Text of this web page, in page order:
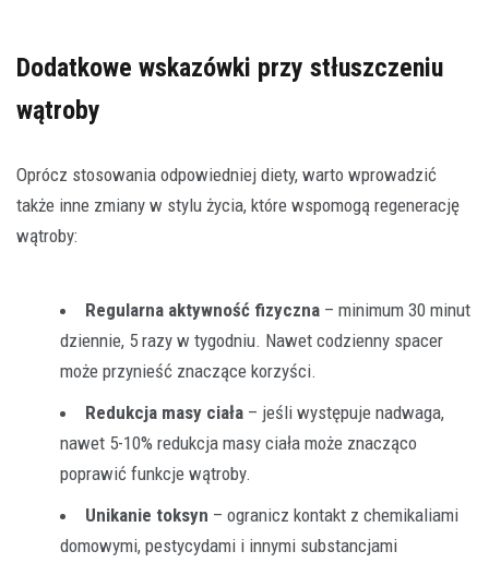
Dodatkowe wskazówki przy stłuszczeniu
wątroby
Oprócz stosowania odpowiedniej diety, warto wprowadzić
także inne zmiany w stylu życia, które wspomogą regenerację
wątroby:
Regularna aktywność fizyczna – minimum 30 minut
dziennie, 5 razy w tygodniu. Nawet codzienny spacer
może przynieść znaczące korzyści.
Redukcja masy ciała – jeśli występuje nadwaga,
nawet 5-10% redukcja masy ciała może znacząco
poprawić funkcje wątroby.
Unikanie toksyn – ogranicz kontakt z chemikaliami
domowymi, pestycydami i innymi substancjami